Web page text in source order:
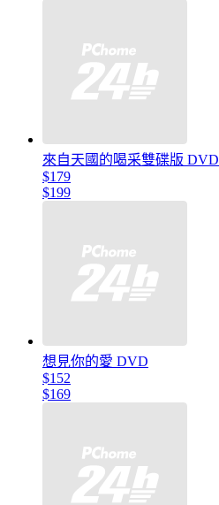
來自天國的喝采雙碟版 DVD
$179
$199
想見你的愛 DVD
$152
$169